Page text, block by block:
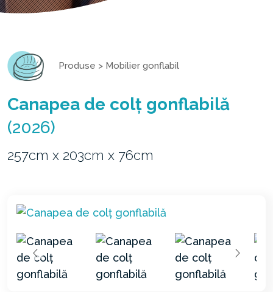
Produse > Mobilier gonflabil
Canapea de colț gonflabilă
(2026)
257cm x 203cm x 76cm